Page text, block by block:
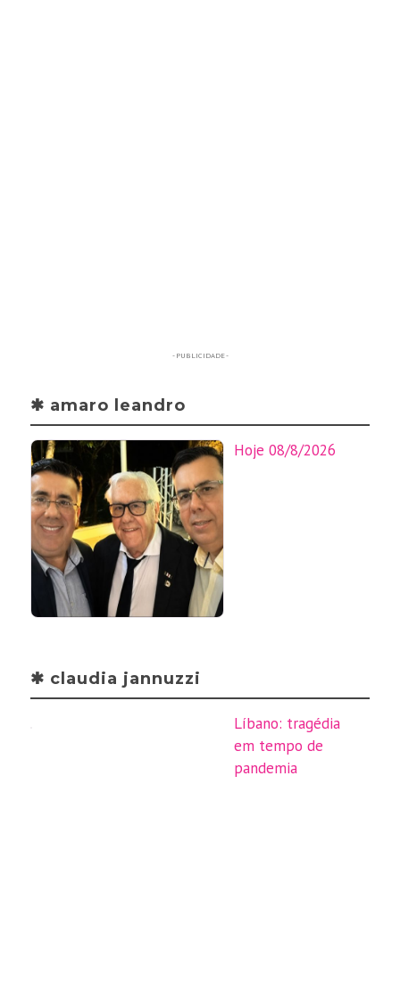
- PUBLICIDADE -
✱ amaro leandro
Hoje 08/8/2026
✱ claudia jannuzzi
Líbano: tragédia
em tempo de
pandemia